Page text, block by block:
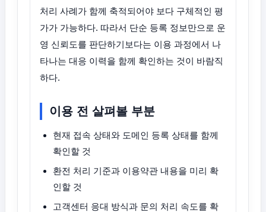
처리 사례가 함께 축적되어야 보다 구체적인 평
가가 가능하다. 따라서 단순 등록 정보만으로 운
영 신뢰도를 판단하기보다는 이용 과정에서 나
타나는 대응 이력을 함께 확인하는 것이 바람직
하다.
이용 전 살펴볼 부분
현재 접속 상태와 도메인 등록 상태를 함께
확인할 것
환전 처리 기준과 이용약관 내용을 미리 확
인할 것
고객센터 응대 방식과 문의 처리 속도를 확